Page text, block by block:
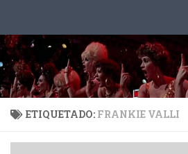
ETIQUETADO: FRANKIE VALLI